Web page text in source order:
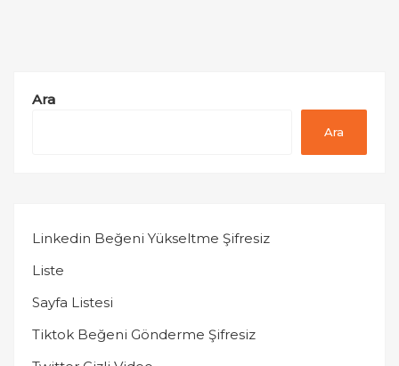
Ara
Ara
Linkedin Beğeni Yükseltme Şifresiz
Liste
Sayfa Listesi
Tiktok Beğeni Gönderme Şifresiz